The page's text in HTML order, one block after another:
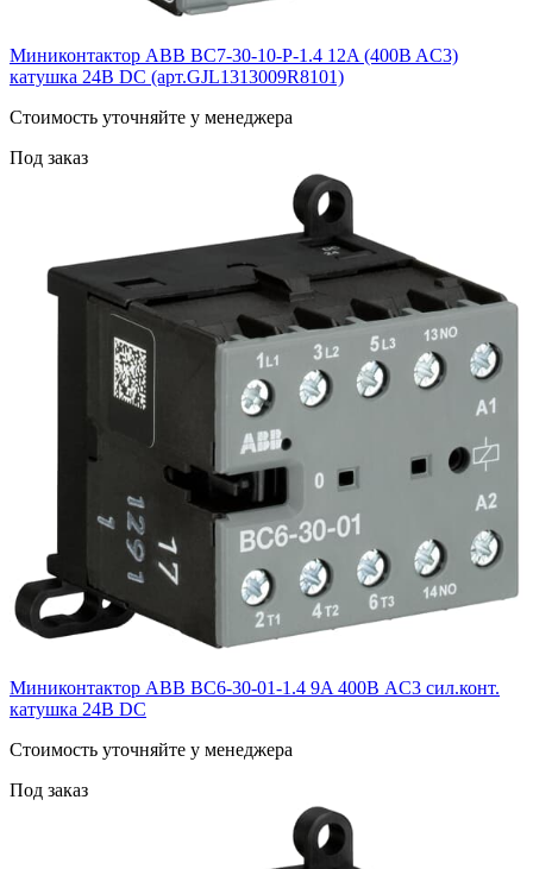
Миниконтактор ABB ВC7-30-10-P-1.4 12A (400B AC3)
катушка 24B DС (арт.GJL1313009R8101)
Cтоимость уточняйте у менеджера
Под заказ
Миниконтактор ABB ВC6-30-01-1.4 9A 400В AC3 сил.конт.
катушка 24В DC
Cтоимость уточняйте у менеджера
Под заказ